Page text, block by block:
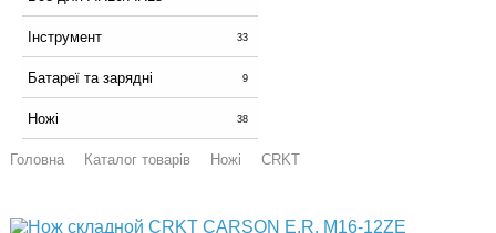
Інструмент 33
Батареї та зарядні 9
Ножі 38
Головна Каталог товарів Ножі CRKT